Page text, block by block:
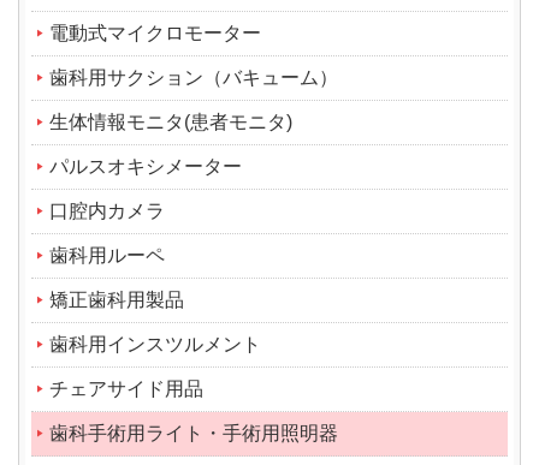
電動式マイクロモーター
歯科用サクション（バキューム）
生体情報モニタ(患者モニタ)
パルスオキシメーター
口腔内カメラ
歯科用ルーペ
矯正歯科用製品
歯科用インスツルメント
チェアサイド用品
歯科手術用ライト・手術用照明器